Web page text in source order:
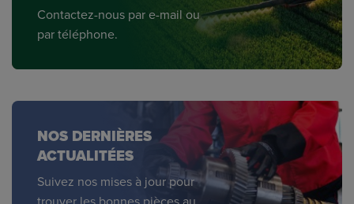
Contactez-nous par e-mail ou
par téléphone.
NOS DERNIÈRES
ACTUALITÉES
Suivez nos mises à jour pour